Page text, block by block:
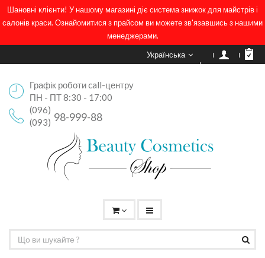
Шановні клієнти! У нашому магазині діє система знижок для майстрів і
салонів краси. Ознайомитися з прайсом ви можете зв'язавшись з нашими
менеджерами.
Українська
Графік роботи call-центру
ПН - ПТ 8:30 - 17:00
(096)
98-999-88
(093)